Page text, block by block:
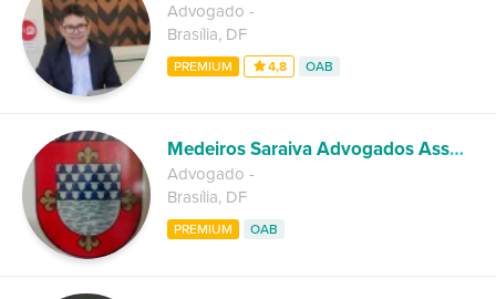
Advogado -
Brasília, DF
PREMIUM 4,8 OAB
Medeiros Saraiva Advogados Associados
Advogado -
Brasília, DF
PREMIUM OAB